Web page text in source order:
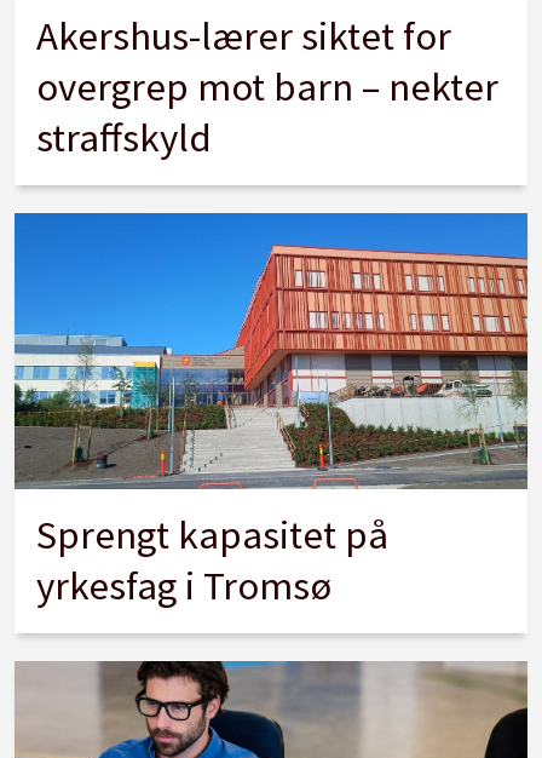
Akershus-lærer siktet for
overgrep mot barn – nekter
straffskyld
Sprengt kapasitet på
yrkesfag i Tromsø